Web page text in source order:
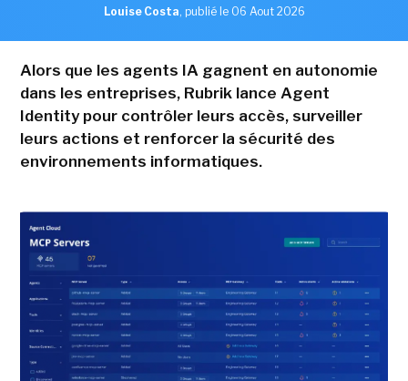
Louise Costa, publié le 06 Aout 2026
Alors que les agents IA gagnent en autonomie
dans les entreprises, Rubrik lance Agent
Identity pour contrôler leurs accès, surveiller
leurs actions et renforcer la sécurité des
environnements informatiques.